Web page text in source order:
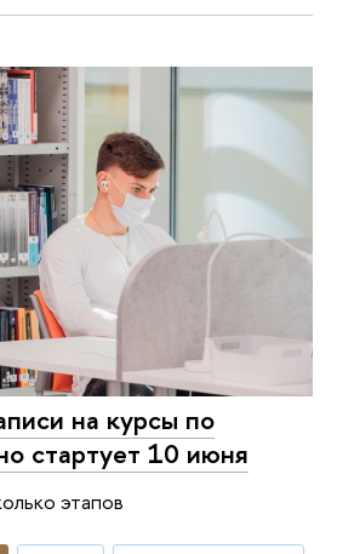
на курсы по
стартует 10 июня
этапов